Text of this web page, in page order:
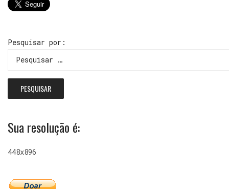
Pesquisar por:
Sua resolução é:
448x896